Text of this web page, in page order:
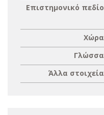
Επιστημονικό πεδίο
Χώρα
Γλώσσα
Άλλα στοιχεία